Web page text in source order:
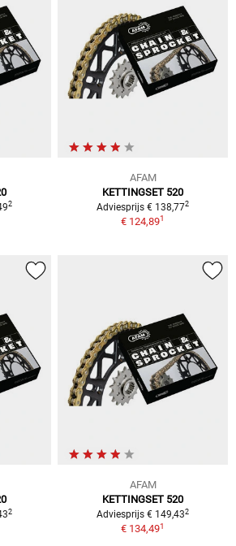
2
AFAM
KETTINGSET 520
Adviesprijs € 138,772
€ 124,891
2
AFAM
KETTINGSET 520
Adviesprijs € 149,432
€ 134,491